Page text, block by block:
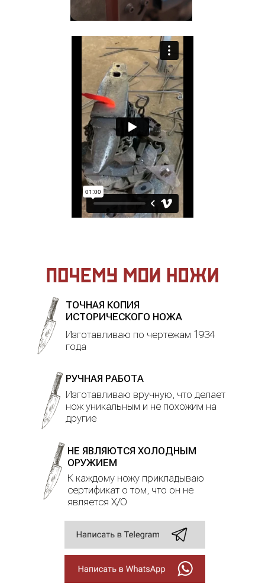
ТОЧНАЯ КОПИЯ
ИСТОРИЧЕСКОГО НОЖА
РУЧНАЯ РАБОТА
Изготавливаю по чертежам 1934
года
Изготавливаю вручную, что делает
нож уникальным и не похожим на
другие
НЕ ЯВЛЯЮТСЯ ХОЛОДНЫМ
ОРУЖИЕМ
К каждому ножу прикладываю
сертификат о том, что он не
является Х/О